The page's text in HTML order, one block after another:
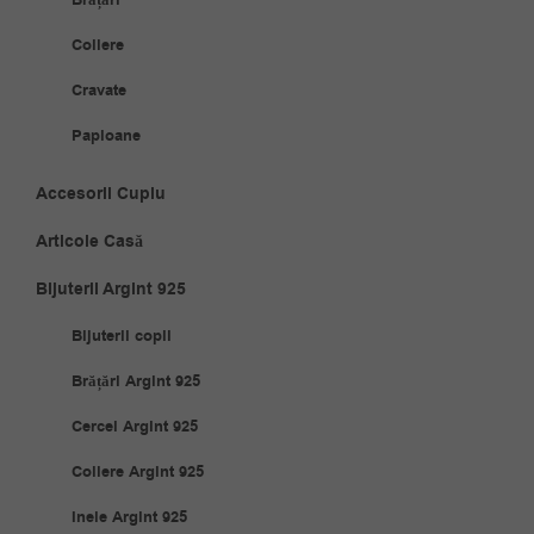
Coliere
Cravate
Papioane
Accesorii Cuplu
Articole Casă
Bijuterii Argint 925
Bijuterii copii
Brățări Argint 925
Cercei Argint 925
Coliere Argint 925
Inele Argint 925